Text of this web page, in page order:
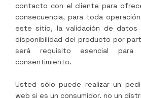
contacto con el cliente para
consecuencia, para toda
este sitio, la validación de
disponibilidad del producto por
será requisito esencial
consentimiento.
Usted sólo puede realizar un
web si es un consumidor, no un